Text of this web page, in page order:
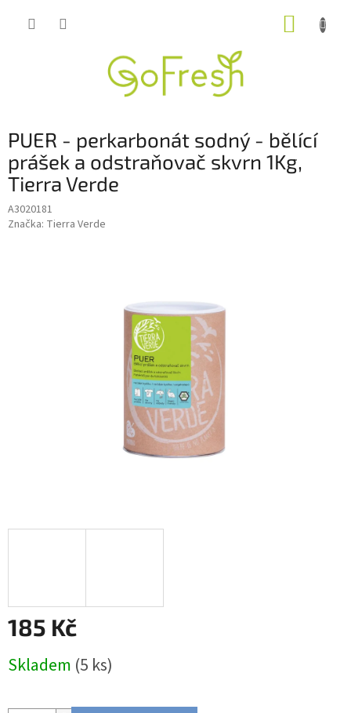
PUER - perkarbonát sodný - bělící
prášek a odstraňovač skvrn 1Kg,
Tierra Verde
A3020181
Značka: Tierra Verde
185 Kč
cena:
Skladem (5 ks)